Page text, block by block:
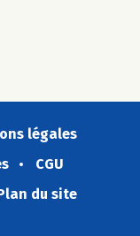
légales
CGU
du site